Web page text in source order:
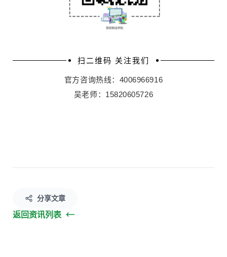
扫二维码 关注我们
官方咨询热线：4006966916
吴老师：15820605726
分享文章
返回资讯列表